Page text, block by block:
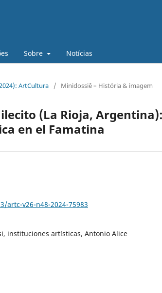
Sobre Notícias
ArtCultura / Minidossiê – História & imagem
(La Rioja,
en el Famatina
artc-v26-n48-2024-75983
instituciones artísticas, Antonio Alice